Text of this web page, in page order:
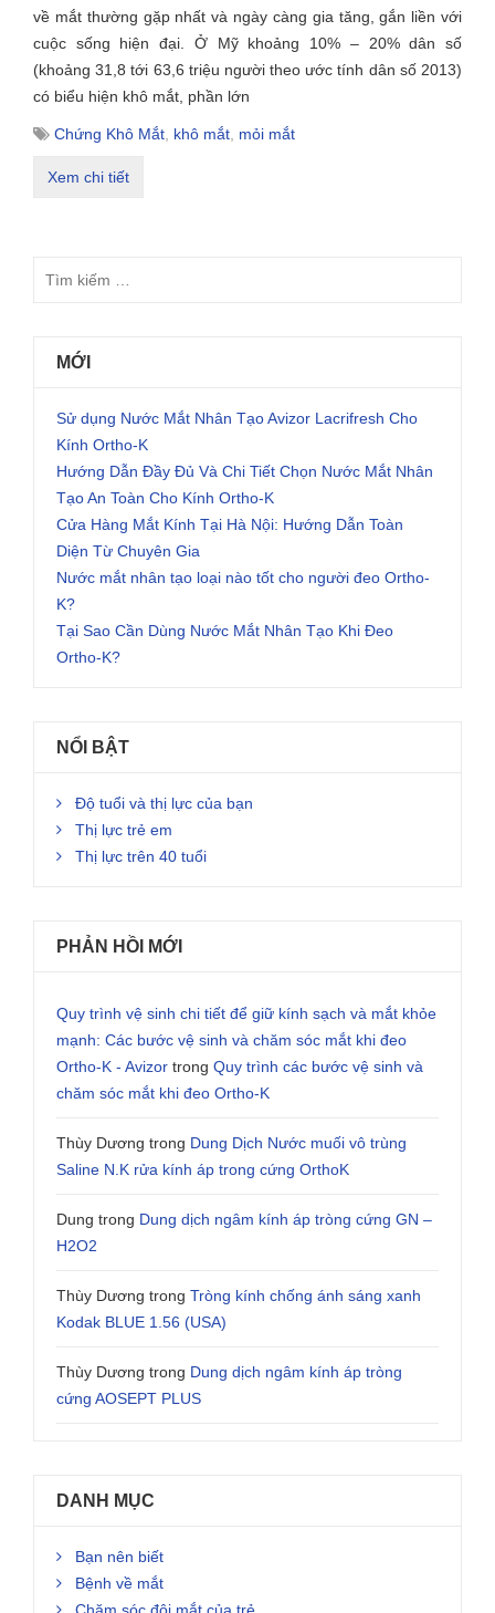
về mắt thường gặp nhất và ngày càng gia tăng, gắn liền với
cuộc sống hiện đại. Ở Mỹ khoảng 10% – 20% dân số
(khoảng 31,8 tới 63,6 triệu người theo ước tính dân số 2013)
có biểu hiện khô mắt, phần lớn
Chứng Khô Mắt khô mắt mỏi mắt
Xem chi tiết
MỚI
Sử dụng Nước Mắt Nhân Tạo Avizor Lacrifresh Cho
Kính Ortho-K
Hướng Dẫn Đầy Đủ Và Chi Tiết Chọn Nước Mắt Nhân
Tạo An Toàn Cho Kính Ortho-K
Cửa Hàng Mắt Kính Tại Hà Nội: Hướng Dẫn Toàn
Diện Từ Chuyên Gia
Nước mắt nhân tạo loại nào tốt cho người đeo Ortho-
K?
Tại Sao Cần Dùng Nước Mắt Nhân Tạo Khi Đeo
Ortho-K?
NỔI BẬT
Độ tuổi và thị lực của bạn
Thị lực trẻ em
Thị lực trên 40 tuổi
PHẢN HỒI MỚI
Quy trình vệ sinh chi tiết để giữ kính sạch và mắt khỏe
mạnh: Các bước vệ sinh và chăm sóc mắt khi đeo
Ortho-K - Avizor trong Quy trình các bước vệ sinh và
chăm sóc mắt khi đeo Ortho-K
Thùy Dương trong Dung Dịch Nước muối vô trùng
Saline N.K rửa kính áp trong cứng OrthoK
Dung trong Dung dịch ngâm kính áp tròng cứng GN –
H2O2
Thùy Dương trong Tròng kính chống ánh sáng xanh
Kodak BLUE 1.56 (USA)
Thùy Dương trong Dung dịch ngâm kính áp tròng
cứng AOSEPT PLUS
DANH MỤC
Bạn nên biết
Bệnh về mắt